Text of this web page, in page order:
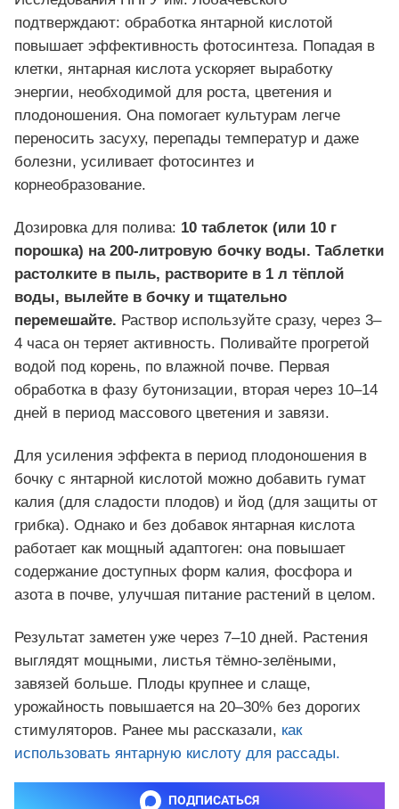
подтверждают: обработка янтарной кислотой
повышает эффективность фотосинтеза. Попадая в
клетки, янтарная кислота ускоряет выработку
энергии, необходимой для роста, цветения и
плодоношения. Она помогает культурам легче
переносить засуху, перепады температур и даже
болезни, усиливает фотосинтез и
корнеобразование.
Дозировка для полива: 10 таблеток (или 10 г
порошка) на 200-литровую бочку воды. Таблетки
растолките в пыль, растворите в 1 л тёплой
воды, вылейте в бочку и тщательно
перемешайте. Раствор используйте сразу, через 3–
4 часа он теряет активность. Поливайте прогретой
водой под корень, по влажной почве. Первая
обработка в фазу бутонизации, вторая через 10–14
дней в период массового цветения и завязи.
Для усиления эффекта в период плодоношения в
бочку с янтарной кислотой можно добавить гумат
калия (для сладости плодов) и йод (для защиты от
грибка). Однако и без добавок янтарная кислота
работает как мощный адаптоген: она повышает
содержание доступных форм калия, фосфора и
азота в почве, улучшая питание растений в целом.
Результат заметен уже через 7–10 дней. Растения
выглядят мощными, листья тёмно-зелёными,
завязей больше. Плоды крупнее и слаще,
урожайность повышается на 20–30% без дорогих
стимуляторов. Ранее мы рассказали, как
использовать янтарную кислоту для рассады.
ПОДПИСАТЬСЯ